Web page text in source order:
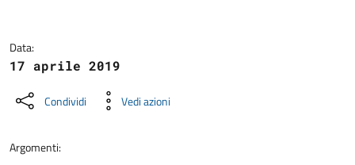
Data:
17 aprile 2019
Condividi Vedi azioni
Argomenti: